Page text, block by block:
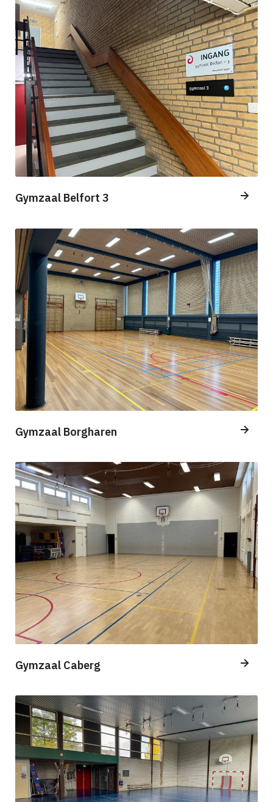
Gymzaal Belfort 3
Gymzaal Borgharen
Gymzaal Caberg